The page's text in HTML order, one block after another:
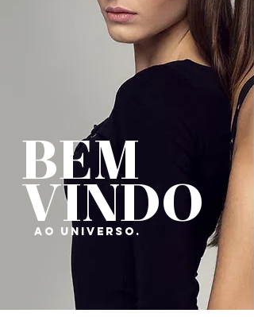
AO UNIVERSO.
VINDO
BEM